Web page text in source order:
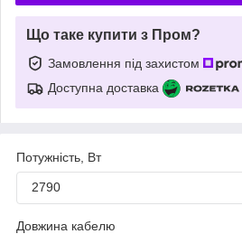
Що таке купити з Пром?
Замовлення під захистом
Доступна доставка
Потужність, Вт
2790
Довжина кабелю